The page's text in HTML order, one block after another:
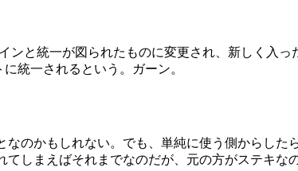
と統一が図られたものに変更され、新しく入
統一されるという。ガーン。
のかもしれない。でも、単純に使う側からした
しまえばそれまでなのだが、元の方がステキな